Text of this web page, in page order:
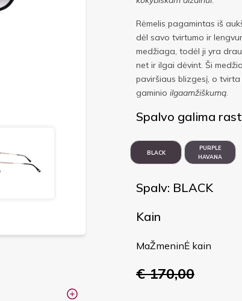
Rėmelis pagamintas iš
dėl savo tvirtumo ir
medžiaga, todėl ji yra
net ir ilgai dėvint. Ši
paviršiaus blizgesį, o
gaminio ilgaamžiškumą.
Spalvo galima rast
BLACK
PURPLE
HAVANA
Spalv: BLACK
Kain
MaŽmeninĖ kain
€ 170,00